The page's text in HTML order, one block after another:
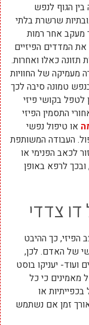
הגוף לנפש
שרשרת בלתי
מעקב אחר רמות
את המדדים הפיזיים
תזונה כאלו ואחרות.
מעמיקה של החוויות
טמונה סיבה לכך
לטפל בקושי פיזי
התסמין הפיזי
או טיפול נפשי
העבודה המשותפת
לכאב הפנימי או
לרפא באופן
דו צדדי
כך ההיבט
של האדם. לכן,
ועוד- יעניקו בוסט
מאמינים כי כל
בכפייתיות או
זמן אם נשתמש